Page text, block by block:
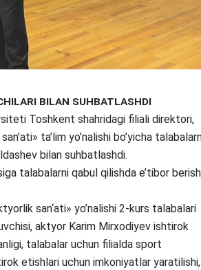
bilan suhbatlashdi
Toshkent shahridagi filiali direktori,
ta’lim yo’nalishi bo’yicha
bilan suhbatlashdi.
talabalarni qabul qilishda e’tibor berish
san‘ati» yo’nalishi 2-kurs talabalari
aktyor Karim Mirxodiyev ishtirok
talabalar uchun filialda sport
etishlari uchun imkoniyatlar yaratilishi,